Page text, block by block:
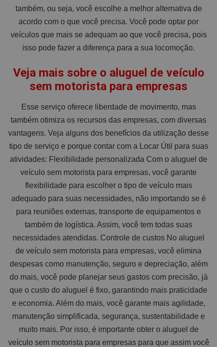
também, ou seja, você escolhe a melhor alternativa de
acordo com o que você precisa. Você pode optar por
veículos que mais se adequam ao que você precisa, pois
isso pode fazer a diferença para a sua locomoção.
Veja mais sobre o aluguel de veículo
sem motorista para empresas
Esse serviço oferece liberdade de movimento, mas
também otimiza os recursos das empresas, com diversas
vantagens. Veja alguns dos benefícios da utilização desse
tipo de serviço e porque contar com a Locar Útil para suas
atividades: Flexibilidade personalizada Com o aluguel de
veículo sem motorista para empresas, você garante
flexibilidade para escolher o tipo de veículo mais
adequado para suas necessidades, não importando se é
para reuniões externas, transporte de equipamentos e
também de logística. Assim, você tem todas suas
necessidades atendidas. Controle de custos No aluguel
de veículo sem motorista para empresas, você elimina
despesas como manutenção, seguro e depreciação, além
do mais, você pode planejar seus gastos com precisão, já
que o custo do aluguel é fixo, garantindo mais praticidade
e economia. Além do mais, você garante mais agilidade,
manutenção simplificada, segurança, sustentabilidade e
muito mais. Por isso, é importante obter o aluguel de
veículo sem motorista para empresas para que assim você